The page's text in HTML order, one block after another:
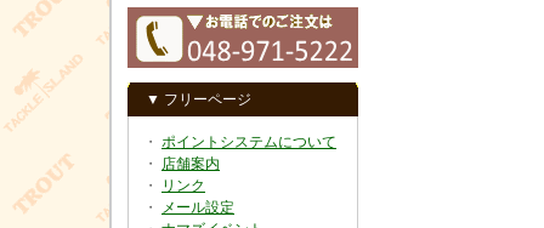
▼ フリーページ
・ ポイントシステムについて
・ 店舗案内
・
リンク
・
メール設定